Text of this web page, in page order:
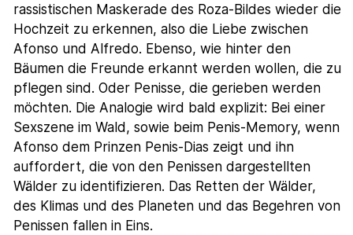
rassistischen Maskerade des Roza-Bildes wieder die
Hochzeit zu erkennen, also die Liebe zwischen
Afonso und Alfredo. Ebenso, wie hinter den
Bäumen die Freunde erkannt werden wollen, die zu
pflegen sind. Oder Penisse, die gerieben werden
möchten. Die Analogie wird bald explizit: Bei einer
Sexszene im Wald, sowie beim Penis-Memory, wenn
Afonso dem Prinzen Penis-Dias zeigt und ihn
auffordert, die von den Penissen dargestellten
Wälder zu identifizieren. Das Retten der Wälder,
des Klimas und des Planeten und das Begehren von
Penissen fallen in Eins.